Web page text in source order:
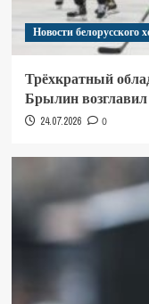
Новости белорусского
Трёхкратный
Брылин
24.07.2026 0